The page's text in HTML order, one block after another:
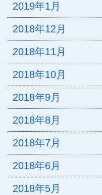
2019年1月
2018年12月
2018年11月
2018年10月
2018年9月
2018年8月
2018年7月
2018年6月
2018年5月